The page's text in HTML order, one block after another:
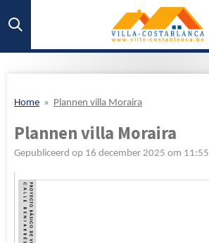
direct
Home » Plannen villa Moraira
Plannen villa Moraira
Gepubliceerd op 16 december 2025 om 11:55